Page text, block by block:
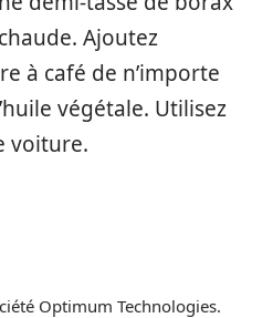
Ajoutez
à café de n’importe
végétale. Utilisez
voiture.
Optimum Technologies.